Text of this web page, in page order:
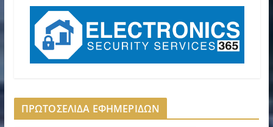
ΠΡΩΤΟΣΕΛΙΔΑ ΕΦΗΜΕΡΙΔΩΝ